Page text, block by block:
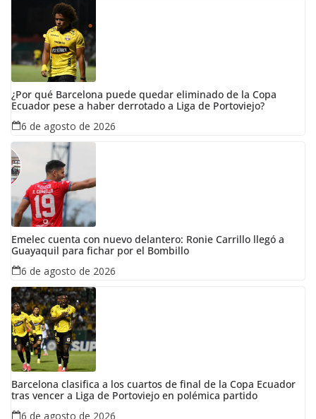
¿Por qué Barcelona puede quedar eliminado de la Copa
Ecuador pese a haber derrotado a Liga de Portoviejo?
6 de agosto de 2026
Emelec cuenta con nuevo delantero: Ronie Carrillo llegó a
Guayaquil para fichar por el Bombillo
6 de agosto de 2026
Barcelona clasifica a los cuartos de final de la Copa Ecuador
tras vencer a Liga de Portoviejo en polémica partido
6 de agosto de 2026